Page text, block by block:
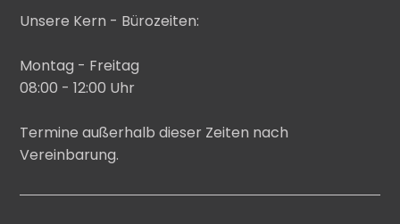
Unsere Kern - Bürozeiten:
Montag - Freitag
08:00 - 12:00 Uhr
Termine außerhalb dieser Zeiten nach
Vereinbarung.